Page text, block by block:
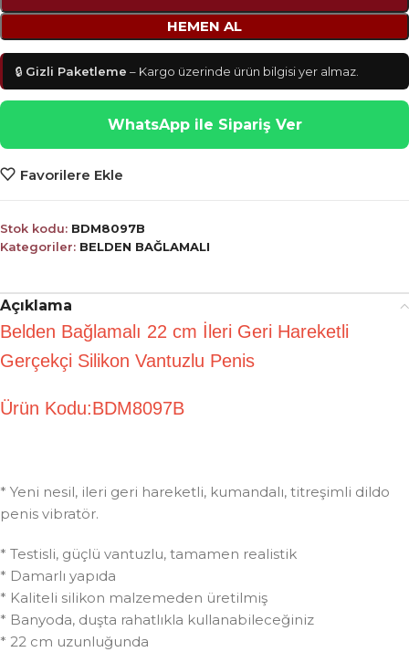
HEMEN AL
🔒 Gizli Paketleme – Kargo üzerinde ürün bilgisi yer almaz.
WhatsApp ile Sipariş Ver
Favorilere Ekle
Stok kodu: BDM8097B
Kategoriler: BELDEN BAĞLAMALI
Açıklama
Belden Bağlamalı 22 cm İleri Geri Hareketli
Gerçekçi Silikon Vantuzlu Penis
Ürün Kodu:BDM8097B
* Yeni nesil, ileri geri hareketli, kumandalı, titreşimli dildo
penis vibratör.
* Testisli, güçlü vantuzlu, tamamen realistik
* Damarlı yapıda
* Kaliteli silikon malzemeden üretilmiş
* Banyoda, duşta rahatlıkla kullanabileceğiniz
* 22 cm uzunluğunda